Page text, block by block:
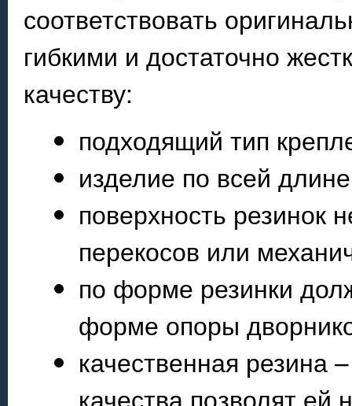
соответствовать
гибкими и достаточно
качеству:
подходящий тип
изделие по всей
поверхность резинок
перекосов или
по форме резинки
форме опоры
качественная резина
качества позволят